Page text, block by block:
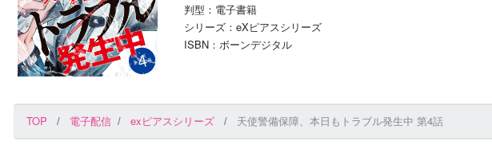
判型：電子書籍
シリーズ：eXピアスシリーズ
ISBN：ボーンデジタル
TOP 電子配信 exピアスシリーズ 天使警備保障、本日もトラブル発生中 第4話